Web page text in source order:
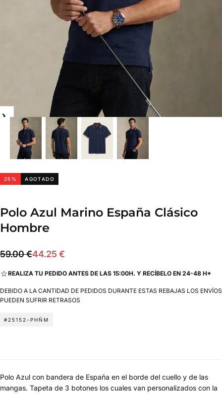
25 % AGOTADO
Polo Azul Marino España Clásico
Hombre
44.25
Precio
59.00 €Precio
44.25 €
REALIZA TU PEDIDO ANTES DE LAS 15:00H. Y RECÍBELO EN 24-48 H*
DEBIDO A LA CANTIDAD DE PEDIDOS DURANTE ESTAS REBAJAS LOS ENVÍOS
PUEDEN SUFRIR RETRASOS
#25152-PHÑM
Polo Azul con bandera de España en el borde del cuello y de las
mangas. Tapeta de 3 botones los cuales van personalizados con la